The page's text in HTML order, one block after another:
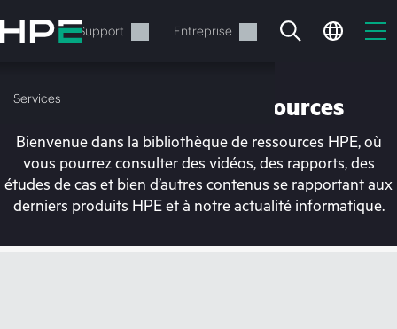
au
contenu
Services Support Entreprise
Services
Votre panier est
Bibliothèque de ressources
Bienvenue dans la bibliothèque de ressources HPE, où
vous pourrez consulter des vidéos, des rapports, des
études de cas et bien d’autres contenus se rapportant aux
derniers produits HPE et à notre actualité informatique.